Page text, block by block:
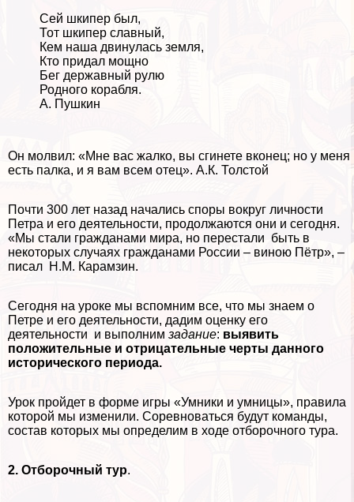
Сей шкипер был,
Тот шкипер славный,
Кем наша двинулась земля,
Кто придал мощно
Бег державный рулю
Родного корабля.
А. Пушкин
Он молвил: «Мне вас жалко, вы сгинете вконец; но у меня
есть палка, и я вам всем отец». А.К. Толстой
Почти 300 лет назад начались споры вокруг личности
Петра и его деятельности, продолжаются они и сегодня.
«Мы стали гражданами мира, но перестали быть в
некоторых случаях гражданами России – виною Пётр», –
писал Н.М. Карамзин.
Сегодня на уроке мы вспомним все, что мы знаем о
Петре и его деятельности, дадим оценку его
деятельности и выполним задание: выявить
положительные и отрицательные черты данного
исторического периода.
Урок пройдет в форме игры «Умники и умницы», правила
которой мы изменили. Соревноваться будут комaнды,
состав которых мы определим в ходе отборочного тура.
2. Отборочный тур.